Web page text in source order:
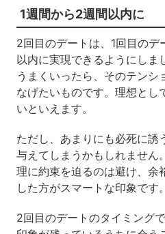
1週間から2週間以内に
2回目のデートは、1回目のデ
以内に実現できるようにしま
うまくいったら、そのテン
なげたいものです。理想とし
いといえます。
ただし、あまりにも必死に誘
与えてしまうかもしれません
理に約束を迫るのは避け、余
した方がスマートな印象です。
2回目のデートのタイミング